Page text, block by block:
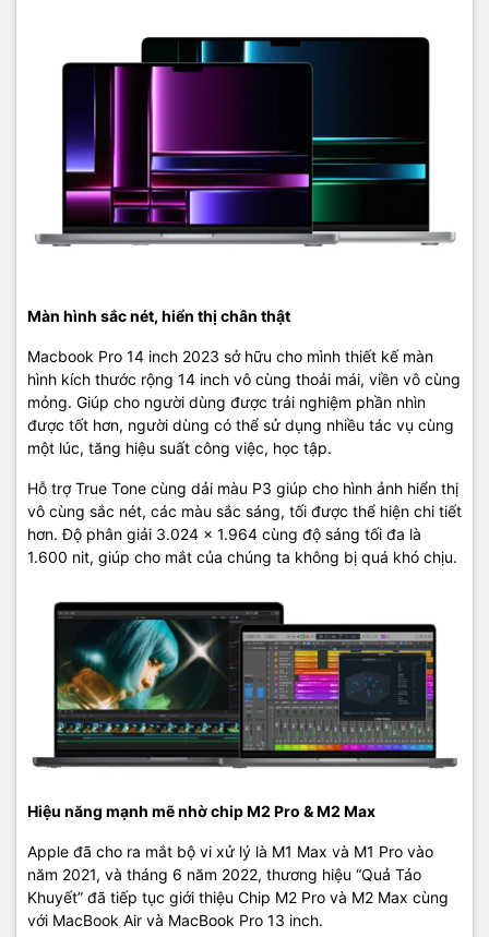
Màn hình sắc nét, hiển thị chân thật
Macbook Pro 14 inch 2023 sở hữu cho mình thiết kế màn
hình kích thước rộng 14 inch vô cùng thoải mái, viền vô cùng
mỏng. Giúp cho người dùng được trải nghiệm phần nhìn
được tốt hơn, người dùng có thể sử dụng nhiều tác vụ cùng
một lúc, tăng hiệu suất công việc, học tập.
Hỗ trợ True Tone cùng dải màu P3 giúp cho hình ảnh hiển thị
vô cùng sắc nét, các màu sắc sáng, tối được thể hiện chi tiết
hơn. Độ phân giải 3.024 x 1.964 cùng độ sáng tối đa là
1.600 nit, giúp cho mắt của chúng ta không bị quá khó chịu.
Hiệu năng mạnh mẽ nhờ chip M2 Pro & M2 Max
Apple đã cho ra mắt bộ vi xử lý là M1 Max và M1 Pro vào
năm 2021, và tháng 6 năm 2022, thương hiệu “Quả Táo
Khuyết” đã tiếp tục giới thiệu Chip M2 Pro và M2 Max cùng
với MacBook Air và MacBook Pro 13 inch.
Truyền ảnh và video bằng đầu đọc thẻ SDXC. Kết nối với TV hoặc
màn hình bằng đầu ra HDMI hỗ trợ lên đến 8K. Cắm các phụ kiện
và màn hình bổ sung bằng ba cổng Thunderbolt 4. Và tận hưởng
thông lượng nhanh hơn đến hai lần với Wi‑Fi 6E
Mở rộng không gian hiển thị trên màn hình của bạn bằng cách kết
nối tối đa 3 màn hình Apple Pro Display XDR cùng 1 màn TV 4K
bằng chip M2 Max. Hoặc kết nối tối đa 2 màn Pro Display XDR với
chip M2 Pro.
Camera 1080p sử dụng khẩu độ rộng để thu nhiều ánh sáng hơn,
kết hợp với cảm biến hình ảnh lớn để có hiệu suất tốt hơn trong
điều kiện ánh sáng yếu để bạn luôn xuất hiện sắc nét trong mọi
Dàn ba micrô chất lượng phòng thu. Với tỷ lệ tín hiệu trên tạp âm
sánh ngang với micrô cấp chuyên nghiệp, MacBook Pro có thể thu
được cả những âm thanh nhỏ nhất. Và định hướng chùm tia giảm
thiểu tiếng ồn xung quanh để giọng nói của bạn phát ra to và rõ
Hệ thống âm thanh gồm 6 loa, gồm 4 loa trầm mang đến âm trầm
đủ hơn. Và Spatial Audio tạo ra âm trường ba chiều phức tạp khi
Mọi chi tiết các bạn có thể liên hệ :
Macshop24h.vn